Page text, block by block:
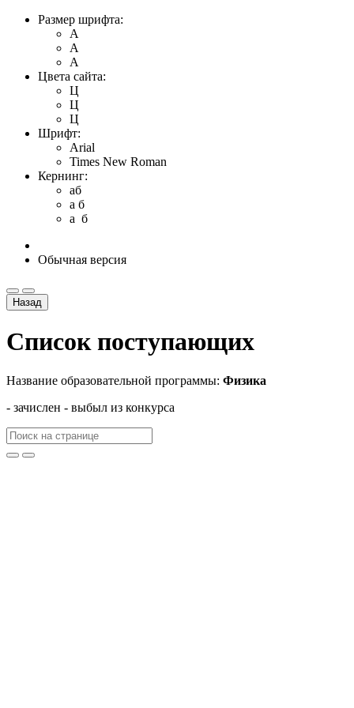
Размер шрифта:
A
A
A
Цвета сайта:
Ц
Ц
Ц
Шрифт:
Arial
Times New Roman
Кернинг:
aб
a б
a б
Обычная версия
Назад
Список поступающих
Название образовательной программы: Физика
- зачислен - выбыл из конкурса